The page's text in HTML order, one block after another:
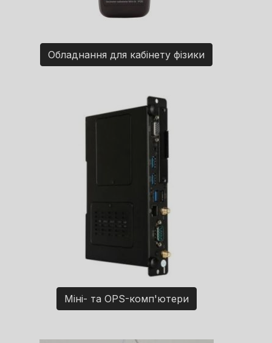
Обладнання для кабінету фізики
Міні- та OPS-комп'ютери